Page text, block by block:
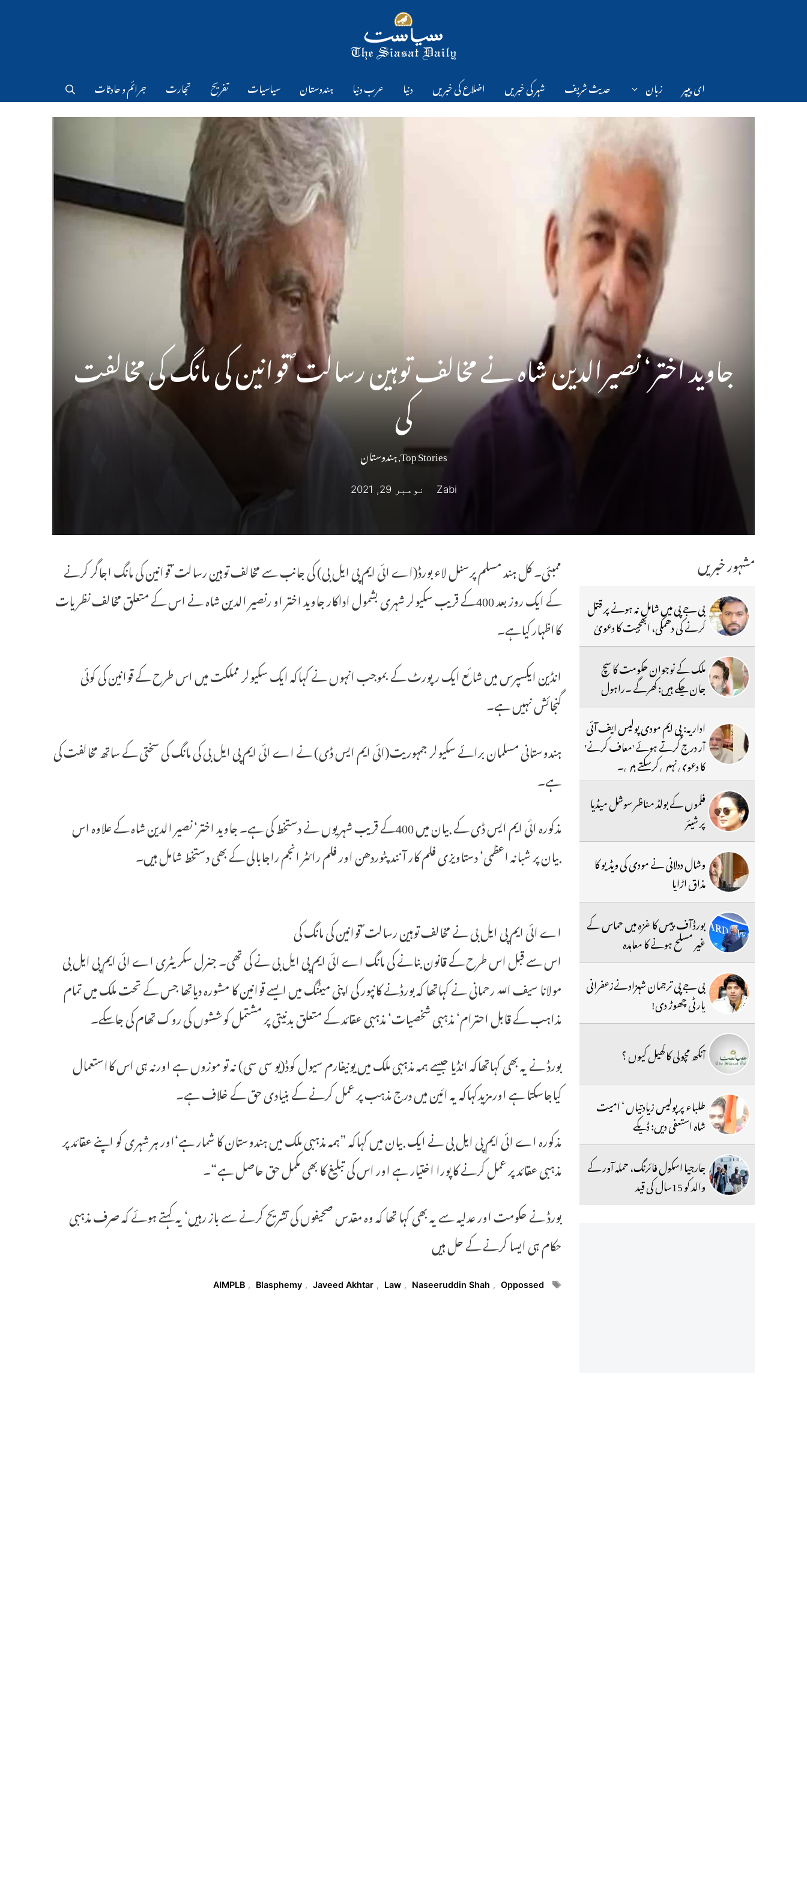
ای پیپر زبان حدیث شریف شہر کی خبریں اضلاع کی خبریں دنیا عرب دنیا ہندوستان سیاسیات تفریح تجارت جرائم و حادثات
جاوید اختر‘ نصیرالدین شاہ نے مخالف توہین رسالت ؐ قوانین کی مانگ کی مخالفت
کی
Top Stories
,ہندوستان
Zabi نومبر 29, 2021
ممبئی۔ کل ہند مسلم پرسنل لاء بورڈ(اے ائی ایم پی ایل بی) کی جانب سے مخالف توہین رسالت ؐ قوانین کی مانگ اجاگر کرنے
کے ایک روز بعد 400کے قریب سکیولر شہری بشمول اداکار جاوید اختر او رنصیر الدین شاہ نے اس کے متعلق مخالف نظریات
کااظہار کیاہے۔
انڈین ایکسپرس میں شائع ایک رپورٹ کے بموجب انہوں نے کہاکہ ایک سکیولر مملکت میں اس طرح کے قوانین کی کوئی
گنجائش نہیں ہے۔
ہندوستانی مسلمان برائے سکیولر جمہوریت(ائی ایم ایس ڈی) نے اے ائی ایم پی ایل بی کی مانگ کی سختی کے ساتھ مخالفت کی
ہے۔
مذکورہ ائی ایم ایس ڈی کے بیان میں 400کے قریب شہریوں نے دستخط کی ہے۔ جاوید اختر‘ نصیر الدین شاہ کے علاوہ اس
بیان پر شبانہ اعظمی‘ دستاویزی فلم کار آنند پٹوردھن اور فلم رائٹر انجم راجابالی کے بھی دستخط شامل ہیں۔
اے ائی ایم پی ایل بی نے مخالف توہین رسالت ؐ قوانین کی مانگ کی
اس سے قبل اس طرح کے قانون بنانے کی مانگ اے ائی ایم پی ایل بی نے کی تھی۔ جنرل سکریٹری اے ائی ایم پی ایل بی
مولانا سیف اللہ رحمانی نے کہاتھا کہ بورڈنے کانپور کی اپنی میٹنگ میں ایسے قوانین کا مشورہ دیاتھا جس کے تحت ملک میں تمام
مذاہب کے قابل احترام‘ مذہبی شخصیات‘ مذہبی عقائد کے متعلق بدنیتی پر مشتمل کوششوں کی روک تھام کی جاسکے۔
بورڈ نے یہ بھی کہاتھاکہ انڈیا جیسے ہمہ مذہبی ملک میں یونیفارم سیول کوڈ(یو سی سی) نہ تو موزوں ہے اورنہ ہی اس کااستعمال
کیاجاسکتا ہے اورمزیدکہاکہ یہ ائین میں درج مذہب پر عمل کرنے کے بنیادی حق کے خلاف ہے۔
مذکورہ اے ائی ایم پی ایل بی نے ایک بیان میں کہاکہ ”ہمہ مذہبی ملک میں ہندوستان کا شمار ہے‘اور ہر شہری کو اپنے عقائد پر
مذہبی عقائد پر عمل کرنے کاپورا اختیار ہے اور اس کی تبلیغ کا بھی مکمل حق حاصل ہے“۔
بورڈ نے حکومت اور عدلیہ سے یہ بھی کہا تھا کہ وہ مقدس صحیفوں کی تشریح کرنے سے باز رہیں‘ یہ کہتے ہوئے کہ صرف مذہبی
حکام ہی ایسا کرنے کے حل ہیں
Tags
AIMPLB , Blasphemy , Javeed Akhtar , Law , Naseeruddin Shah , Oppossed
مشہور خبریں
بی جے پی میں شامل نہ ہونے پر قتل
کرنے کی دھمکی، ابھجیت کا دعویٰ
ملک کے نوجوان حکومت کا سچ
جان چکے ہیں: کھرگے ۔راہول
اداریہ: پی ایم مودی پولیس ایف آئی
آر درج کرتے ہوئے 'معاف کرنے'
کا دعوی نہیں کرسکتے ہیں۔
فلموں کے بولڈ مناظر سوشل میڈیا
پر شیئر
وشال ددلانی نے مودی کی ویڈیو کا
مذاق اڑایا
بورڈ آف پیس کا غزہ میں حماس کے
غیر مسلح ہونے کا معاہدہ
بی جے پی ترجمان شہزاد نےزعفرانی
پارٹی چھوڑ دی!
آنکھ مچولی کا کھیل کیوں ؟
طلباء پر پولیس زیادتیاں ‘ امیت
شاہ استعفی دیں: ڈپکے
جارجیا اسکول فائرنگ، حملہ آور کے
والد کو 15سال کی قید